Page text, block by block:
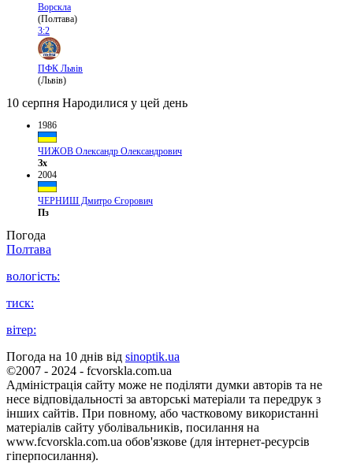
Ворскла
(Полтава)
3:2
ПФК Львів
(Львів)
10 серпня Народилися у цей день
1986
ЧИЖОВ Олександр Олександрович
Зх
2004
ЧЕРНИШ Дмитро Єгорович
Пз
Погода
Полтава
вологість:
тиск:
вітер:
Погода на 10 днів від sinoptik.ua
©2007 - 2024 - fcvorskla.com.ua
Адміністрація сайту може не поділяти думки авторів та не
несе відповідальності за авторські матеріали та передрук з
інших сайтів. При повному, або частковому використанні
матеріалів сайту уболівальників, посилання на
www.fcvorskla.com.ua обов'язкове (для інтернет-ресурсів
гіперпосилання).